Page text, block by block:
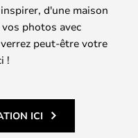
d'une maison
photos avec
peut-être votre
!
ICI